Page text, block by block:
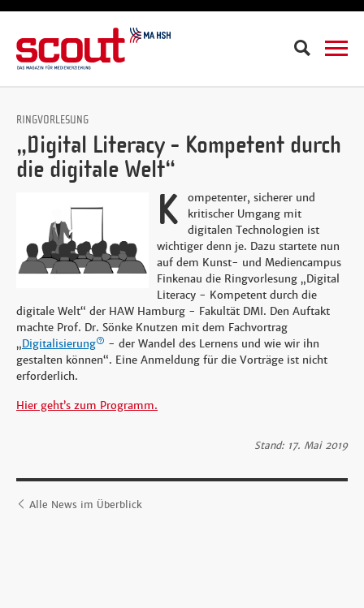
Suche
RINGVORLESUNG
„Digital Literacy - Kompetent durch
die digitale Welt“
K
ompetenter, sicherer und
kritischer Umgang mit
digitalen Technologien ist
wichtiger denn je. Dazu startete nun
auf dem Kunst- und Mediencampus
Finkenau die Ringvorlesung „Digital
Literacy - Kompetent durch die
digitale Welt“ der HAW Hamburg - Fakultät DMI​. Den Auftakt
machte Prof. Dr. Sönke Knutzen mit dem Fachvortrag
„Digitalisierung
- der Wandel des Lernens und wie wir ihn
gestalten können“. Eine Anmeldung für die Vorträge ist nicht
erforderlich.
Hier geht’s zum Programm.
Stand: 17. Mai 2019
Alle News im Überblick